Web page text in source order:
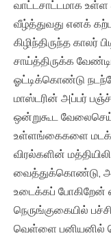
வாட்டசாட்டமாக
வீழ்த்துவது எனக்
கிழிந்திருந்த காலர்
சாய்த்திருக்க
ஓட்டிக்கொண்டு
மாஸ்டரின் அப்பர்
ஒன்றுகூட
உள்ளங்கைகளை
விரல்களின்
வைத்துக்கொண்டு,
உடைக்கப் போகிறேன்
நெருங்குகையில்
வெள்ளை பனியனில்